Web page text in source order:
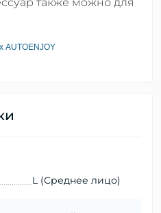
AUTOENJOY
L (Среднее лицо)